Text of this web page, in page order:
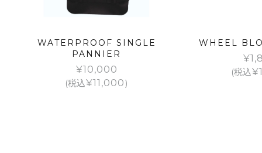
WATERPROOF SINGLE
PANNIER
¥10,000
(税込¥11,000)
WHEEL
¥
(税込¥